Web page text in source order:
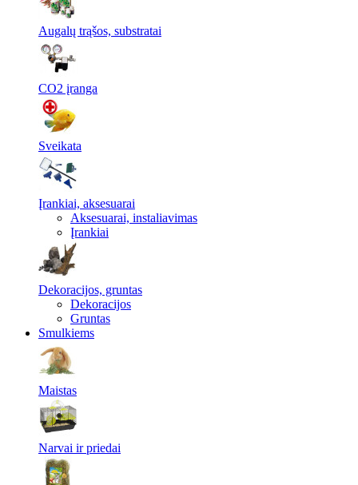
Augalų trąšos, substratai
CO2 įranga
Sveikata
Įrankiai, aksesuarai
Aksesuarai, instaliavimas
Įrankiai
Dekoracijos, gruntas
Dekoracijos
Gruntas
Smulkiems
Maistas
Narvai ir priedai